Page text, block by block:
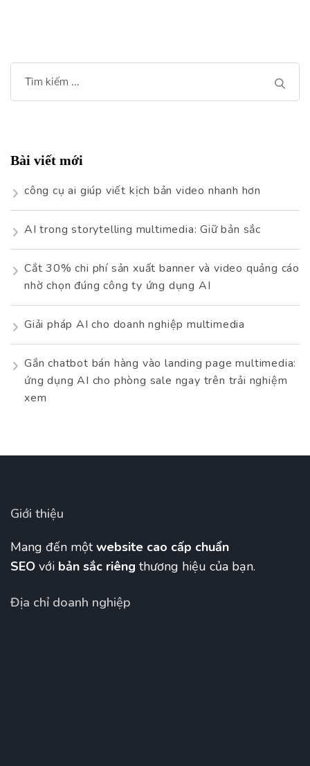
Tìm
kiếm
Bài viết mới
công cụ ai giúp viết kịch bản video nhanh hơn
AI trong storytelling multimedia: Giữ bản sắc
Cắt 30% chi phí sản xuất banner và video quảng cáo
nhờ chọn đúng công ty ứng dụng AI
Giải pháp AI cho doanh nghiệp multimedia
Gắn chatbot bán hàng vào landing page multimedia:
ứng dụng AI cho phòng sale ngay trên trải nghiệm
xem
Giới thiệu
Mang đến mộtwebsite cao cấp chuẩn
SEO với bản sắc riêng thương hiệu của bạn.
Địa chỉ doanh nghiệp